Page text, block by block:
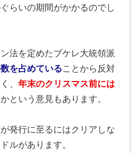
らいの期間がかかるのでし
法を定めたブケレ大統領派
を占めていることから反対
、 年末のクリスマス前には
という意見もあります。
発行に至るにはクリアしな
ルがあります。